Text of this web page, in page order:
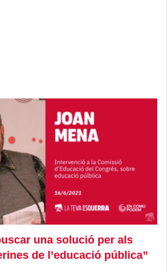
una solució per als
de l’educació pública”